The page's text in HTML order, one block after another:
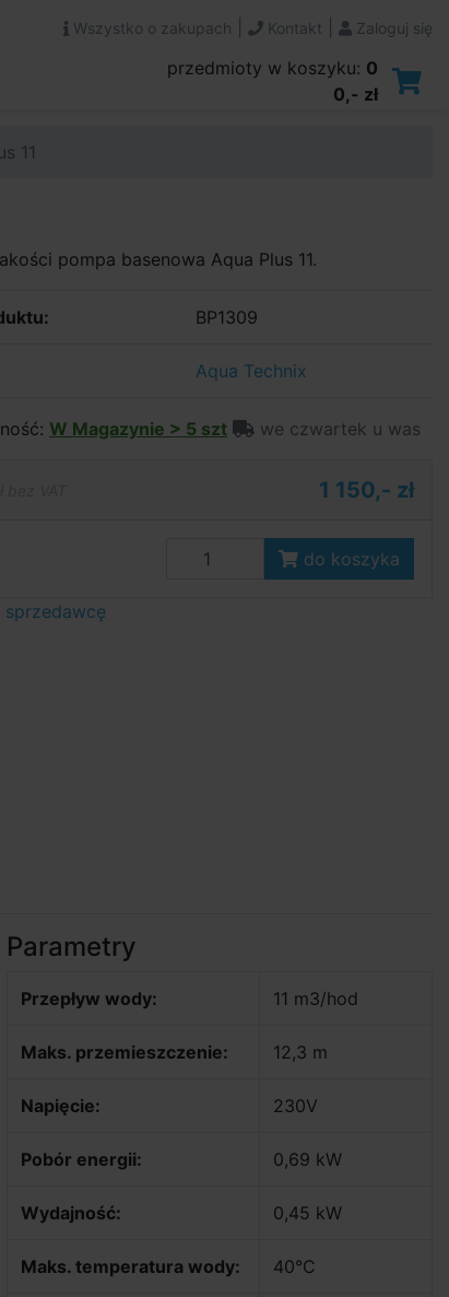
Wszystko o zakupach Kontakt Zaloguj się
przedmioty w koszyku: 0
0,- zł
11
pompa basenowa Aqua Plus 11.
BP1309
Aqua Technix
W Magazynie > 5 szt we czwartek u was
1 150,- zł
do koszyka
sprzedawcę
Parametry
Przepływ wody: 11 m3/hod
Maks. przemieszczenie: 12,3 m
Napięcie: 230V
Pobór energii: 0,69 kW
Wydajność: 0,45 kW
Maks. temperatura wody: 40°C